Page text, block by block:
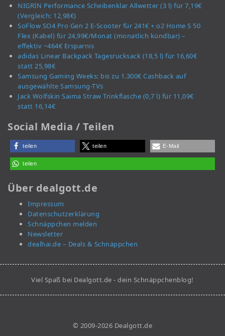
NIGRIN Performance Scheibenklar Allwetter (3 l) für 7,19€
(Vergleich: 12,98€)
SoFlow SO4 Pro Gen 2 E-Scooter für 241€ + o2 Home S 50
Flex (Kabel) für 24,99€/Monat (monatlich kündbar) –
effektiv ~464€ Ersparnis
adidas Linear Backpack Tagesrucksack (18,5 l) für 16,60€
statt 25,98€
Samsung Gaming Weeks: bis zu 1.300€ Cashback auf
ausgewählte Samsung-TVs
Jack Wolfskin Saima Straw Trinkflasche (0,7 l) für 11,09€
statt 16,14€
Social Media / Teilen
teilen teilen E-Mail
teilen
Über dealgott.de
Impressum
Datenschutzerklärung
Schnäppchen melden
Newsletter
dealhai.de – Deals & Schnäppchen
Viel Spaß bei Dealgott.de - dein Schnäppchenblog!
© 2009-2026 Dealgott.de